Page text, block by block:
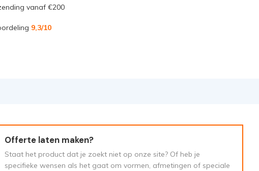
vanaf €200
9,3/10
Offerte laten maken?
Staat het product dat je zoekt niet op onze site? Of heb je
specifieke wensen als het gaat om vormen, afmetingen of speciale